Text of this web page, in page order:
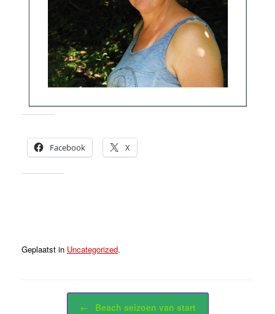
Facebook
X
Geplaatst in Uncategorized.
Bericht navigatie
← Beach seizoen van start